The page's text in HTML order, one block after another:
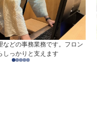
などの事務業務です。フロン
しっかりと支えます